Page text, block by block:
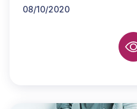
08/10/2020